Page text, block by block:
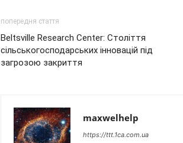
попередня стаття
Beltsville Research Center: Століття
сільськогосподарських інновацій під
загрозою закриття
maxwelhelp
https://ttt.1ca.com.ua